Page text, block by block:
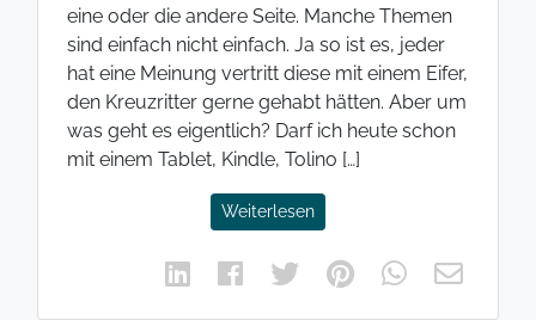
eine oder die andere Seite. Manche Themen
sind einfach nicht einfach. Ja so ist es, jeder
hat eine Meinung vertritt diese mit einem Eifer,
den Kreuzritter gerne gehabt hätten. Aber um
was geht es eigentlich? Darf ich heute schon
mit einem Tablet, Kindle, Tolino […]
Weiterlesen